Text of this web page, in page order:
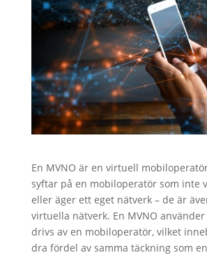
En MVNO är en virtuell
syftar på en mobiloperatör som inte
eller äger ett eget nätverk – de är
virtuella nätverk. En MVNO
drivs av en mobiloperatör, vilket
dra fördel av samma täckning som